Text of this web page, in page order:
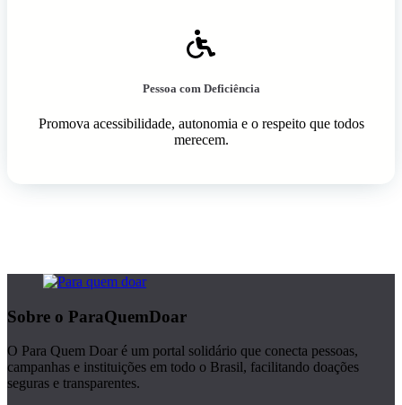
Pessoa com Deficiência
Promova acessibilidade, autonomia e o respeito que todos
merecem.
Sobre o ParaQuemDoar
O Para Quem Doar é um portal solidário que conecta pessoas,
campanhas e instituições em todo o Brasil, facilitando doações
seguras e transparentes.